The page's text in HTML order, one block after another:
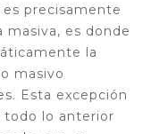
es precisamente
es donde
la
masivo
Esta excepción
todo lo anterior